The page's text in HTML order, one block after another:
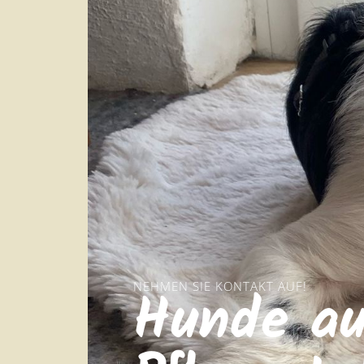
NEHMEN SIE KONTAKT AUF!
Hunde